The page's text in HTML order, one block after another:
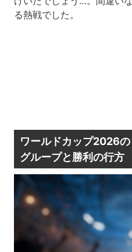
る熱戦でした。
ワールドカップ2026
グループと勝利の行方